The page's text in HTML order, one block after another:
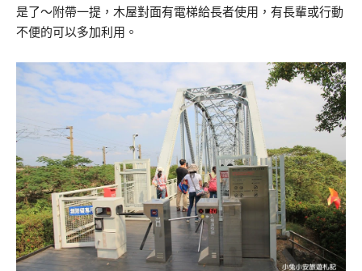
是了～附帶一提，木屋對面有電梯給長者使用，有長輩或行動
不便的可以多加利用。